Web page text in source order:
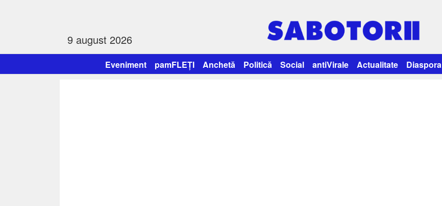
9 august 2026
Eveniment pamFLEȚI Anchetă Politică Social antiVirale Actualitate Diaspora